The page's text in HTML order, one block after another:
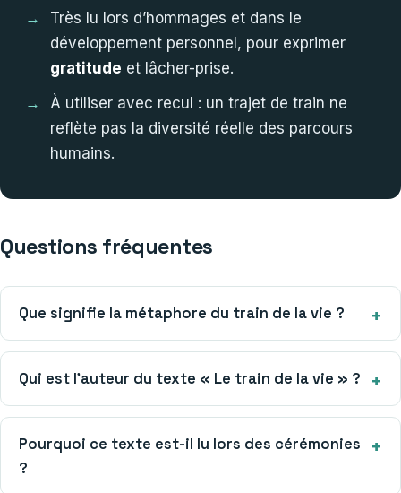
Très lu lors d’hommages et dans le
développement personnel, pour exprimer
gratitude et lâcher-prise.
À utiliser avec recul : un trajet de train ne
reflète pas la diversité réelle des parcours
humains.
Questions fréquentes
Que signifie la métaphore du train de la vie ?
Qui est l’auteur du texte « Le train de la vie » ?
Pourquoi ce texte est-il lu lors des cérémonies
?